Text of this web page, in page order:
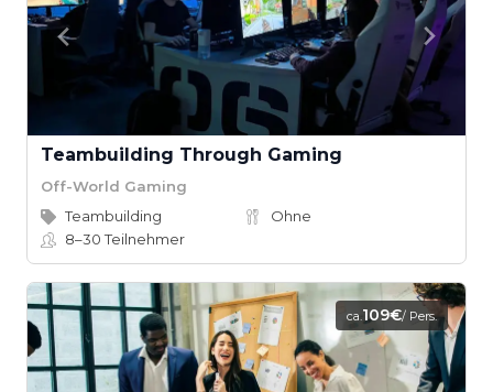
Teambuilding Through Gaming
Off-World Gaming
Teambuilding
Ohne
8–30Teilnehmer
ca.109€/ Pers.